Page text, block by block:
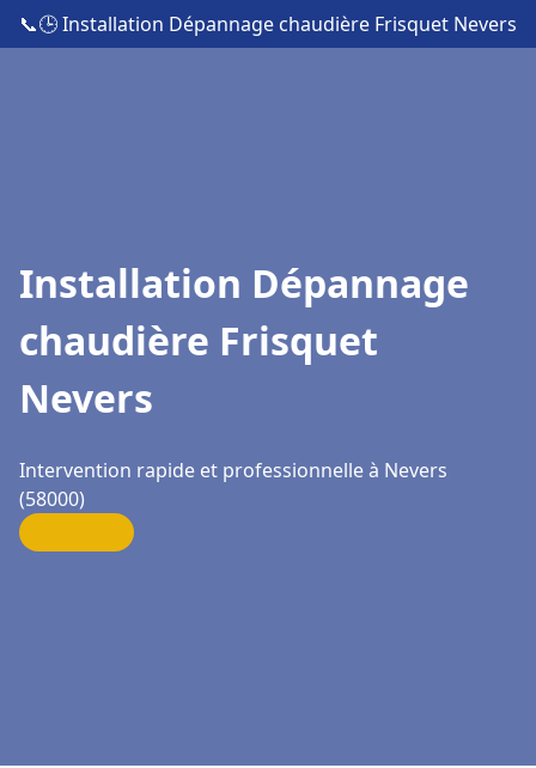
📞🕒 Installation Dépannage chaudière Frisquet Nevers
Installation Dépannage
chaudière Frisquet
Nevers
Intervention rapide et professionnelle à Nevers
(58000)